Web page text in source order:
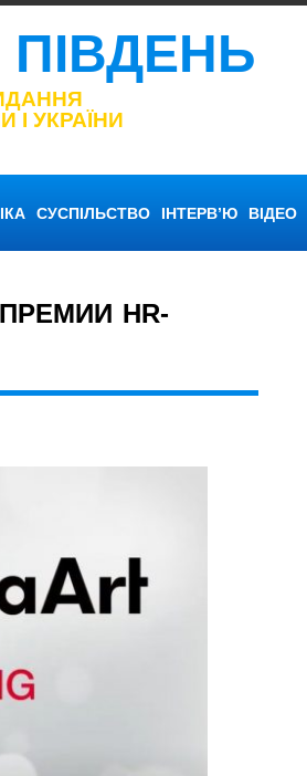
ПІВДЕНЬ
УКРАЇНИ
СУСПІЛЬСТВО ІНТЕРВ’Ю ВІДЕО
HR-